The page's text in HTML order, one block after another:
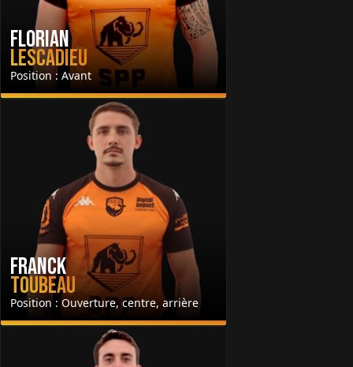
Florian
Lescadieu
Position : Avant
Franck
Toubeau
Position : Ouverture, centre, arrière